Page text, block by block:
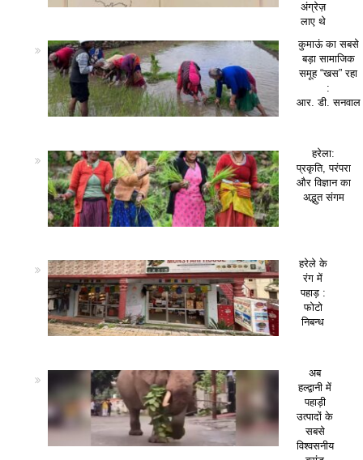
अंग्रेज़
लाए थे
कुमाऊं का सबसे
बड़ा सामाजिक
समूह “खस” रहा
:
आर. डी. सनवाल
हरेला:
प्रकृति, परंपरा
और विज्ञान का
अद्भुत संगम
हरेले के
रंग में
पहाड़ :
फोटो
निबन्ध
अब
हल्द्वानी में
पहाड़ी
उत्पादों के
सबसे
विश्वसनीय